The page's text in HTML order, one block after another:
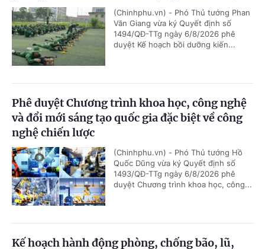
(Chinhphu.vn) - Phó Thủ tướng Phan
Văn Giang vừa ký Quyết định số
1494/QĐ-TTg ngày 6/8/2026 phê
duyệt Kế hoạch bồi dưỡng kiến...
Phê duyệt Chương trình khoa học, công nghệ
và đổi mới sáng tạo quốc gia đặc biệt về công
nghệ chiến lược
(Chinhphu.vn) - Phó Thủ tướng Hồ
Quốc Dũng vừa ký Quyết định số
1493/QĐ-TTg ngày 6/8/2026 phê
duyệt Chương trình khoa học, công...
Kế hoạch hành động phòng, chống bão, lũ,